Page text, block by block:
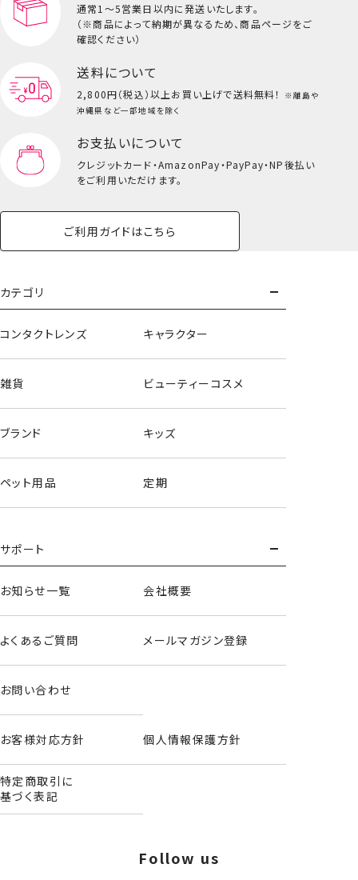
ランチトートバッグ
ランチショルダーバッグ
キッズ一覧を見る
通常1～5営業日以内に発送いたします。
（※商品によって納期が異なるため、商品ページをご
確認ください）
送料について
2,800円（税込）以上お買い上げで送料無料！
※離島や
沖縄県など一部地域を除く
お支払いについて
クレジットカード・AmazonPay・PayPay・NP後払い
をご利用いただけます。
ご利用ガイドはこちら
カテゴリ
コンタクトレンズ キャラクター
雑貨 ビューティーコスメ
ブランド キッズ
ペット用品 定期
サポート
お知らせ一覧 会社概要
よくあるご質問 メールマガジン登録
お問い合わせ
お客様対応方針 個人情報保護方針
特定商取引に
基づく表記
Follow us